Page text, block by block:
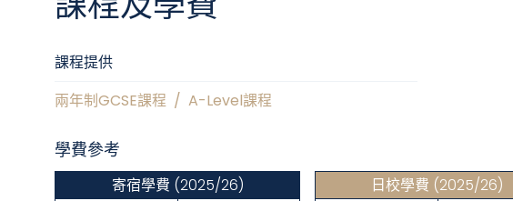
課程提供
兩年制GCSE課程 / A-Level課程
學費參考
寄宿學費 (2025/26)
日校學費 (2025/26)